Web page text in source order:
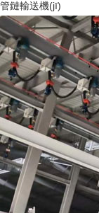
管鏈輸送機(jī)